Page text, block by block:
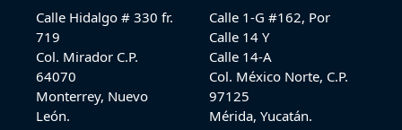
Calle Hidalgo # 330 fr.
719
Col. Mirador C.P.
64070
Monterrey, Nuevo
León.
Calle 1-G #162, Por
Calle 14 Y
Calle 14-A
Col. México Norte, C.P.
97125
Mérida, Yucatán.